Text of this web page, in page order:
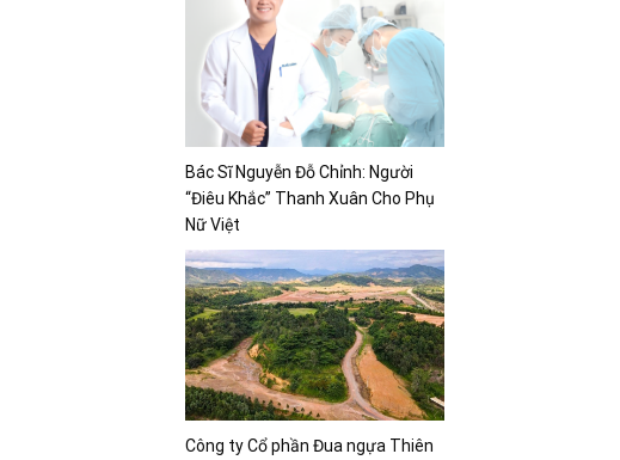
Bác Sĩ Nguyễn Đỗ Chỉnh: Người
“Điêu Khắc” Thanh Xuân Cho Phụ
Nữ Việt
Công ty Cổ phần Đua ngựa Thiên